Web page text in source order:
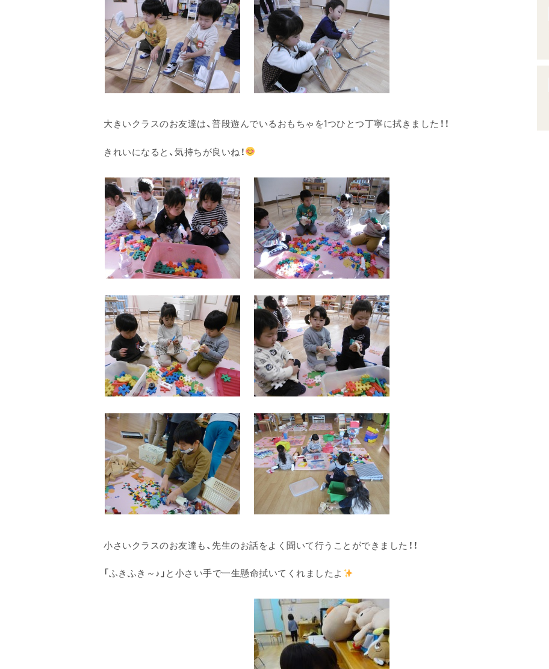
大きいクラスのお友達は、普段遊んでいるおもちゃを1つひとつ丁寧に拭きました！！
きれいになると、気持ちが良いね！
小さいクラスのお友達も、先生のお話をよく聞いて行うことができました！！
「ふきふき～♪」と小さい手で一生懸命拭いてくれましたよ